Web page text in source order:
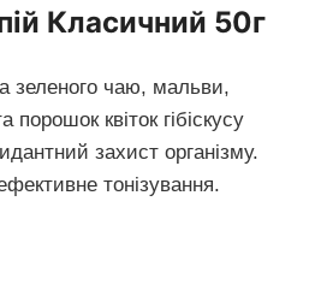
Класичний 50г
зеленого чаю, мальви,
порошок квіток гібіскусу
захист організму.
тонізування.